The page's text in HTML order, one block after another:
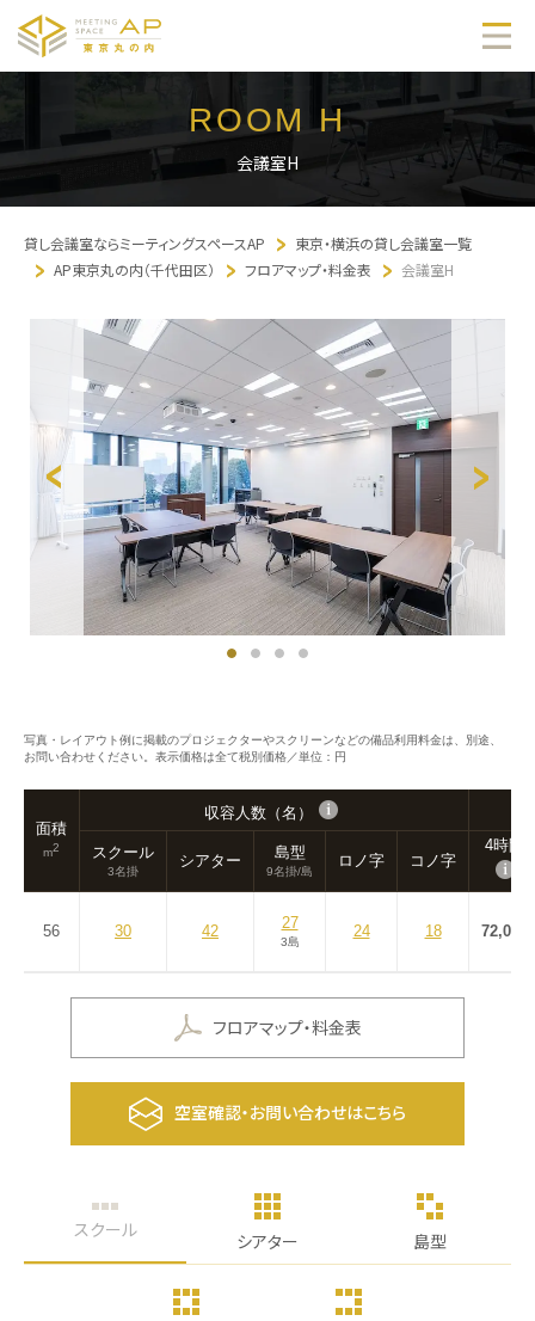
ROOM H
会議室H
貸し会議室ならミーティングスペースAP
東京・横浜の貸し会議室一覧
AP東京丸の内（千代田区）
フロアマップ・料金表 会議室H
写真・レイアウト例に掲載のプロジェクターやスクリーンなどの備品利用料金は、別途、
お問い合わせください。表示価格は全て税別価格／単位：円
面積
m2
収容人数（名）
スクール
3名掛
シアター 島型
9名掛/島
ロノ字 コノ字
4時間
56 30 42 27
3島
24 18 72,000
フロアマップ・料金表
空室確認・お問い合わせはこちら
スクール シアター 島型